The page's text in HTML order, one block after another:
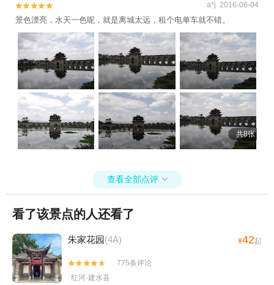

 a*j 2016-06-04
景色漂亮，水天一色呢，就是离城太远，租个电单车就不错。
共8张
查看全部点评 
看了该景点的人还看了
朱家花园(4A) ¥42起


775条评论
红河·建水县